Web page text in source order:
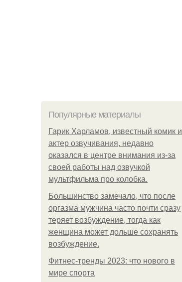
Популярные материалы
Гарик Харламов, известный комик и
актер озвучивания, недавно
оказался в центре внимания из-за
своей работы над озвучкой
мультфильма про колобка.
Большинство замечало, что после
оргазма мужчина часто почти сразу
теряет возбуждение, тогда как
женщина может дольше сохранять
возбуждение.
Фитнес-тренды 2023: что нового в
мире спорта